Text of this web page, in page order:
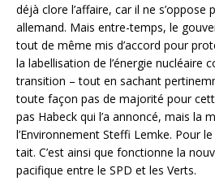
déjà clore l’affaire, car il ne
allemand. Mais entre-temps, le
tout de même mis d’accord pour
la labellisation de l’énergie nucléaire
transition – tout en sachant
toute façon pas de majorité pour
pas Habeck qui l’a annoncé, mais la
l’Environnement Steffi Lemke. Pour
tait. C’est ainsi que fonctionne la
pacifique entre le SPD et les Verts.